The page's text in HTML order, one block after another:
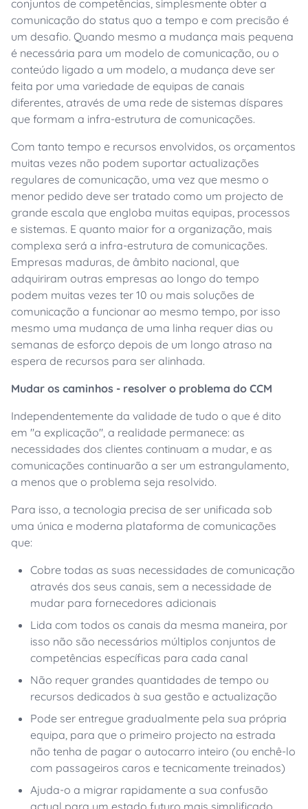
conjuntos de competências, simplesmente obter a
comunicação do status quo a tempo e com precisão é
um desafio. Quando mesmo a mudança mais pequena
é necessária para um modelo de comunicação, ou o
conteúdo ligado a um modelo, a mudança deve ser
feita por uma variedade de equipas de canais
diferentes, através de uma rede de sistemas díspares
que formam a infra-estrutura de comunicações.
Com tanto tempo e recursos envolvidos, os orçamentos
muitas vezes não podem suportar actualizações
regulares de comunicação, uma vez que mesmo o
menor pedido deve ser tratado como um projecto de
grande escala que engloba muitas equipas, processos
e sistemas. E quanto maior for a organização, mais
complexa será a infra-estrutura de comunicações.
Empresas maduras, de âmbito nacional, que
adquiriram outras empresas ao longo do tempo
podem muitas vezes ter 10 ou mais soluções de
comunicação a funcionar ao mesmo tempo, por isso
mesmo uma mudança de uma linha requer dias ou
semanas de esforço depois de um longo atraso na
espera de recursos para ser alinhada.
Mudar os caminhos - resolver o problema do CCM
Independentemente da validade de tudo o que é dito
em "a explicação", a realidade permanece: as
necessidades dos clientes continuam a mudar, e as
comunicações continuarão a ser um estrangulamento,
a menos que o problema seja resolvido.
Para isso, a tecnologia precisa de ser unificada sob
uma única e moderna plataforma de comunicações
que:
Cobre todas as suas necessidades de comunicação
através dos seus canais, sem a necessidade de
mudar para fornecedores adicionais
Lida com todos os canais da mesma maneira, por
isso não são necessários múltiplos conjuntos de
competências específicas para cada canal
Não requer grandes quantidades de tempo ou
recursos dedicados à sua gestão e actualização
Pode ser entregue gradualmente pela sua própria
equipa, para que o primeiro projecto na estrada
não tenha de pagar o autocarro inteiro (ou enchê-lo
com passageiros caros e tecnicamente treinados)
Ajuda-o a migrar rapidamente a sua confusão
actual para um estado futuro mais simplificado